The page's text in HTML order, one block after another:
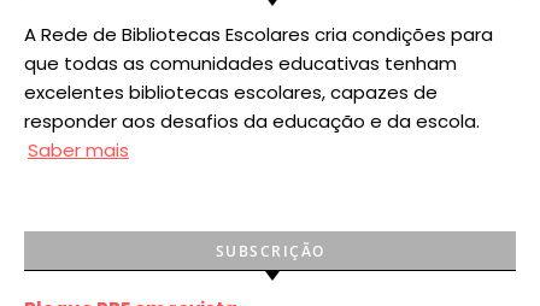
A Rede de Bibliotecas Escolares cria condições para
que todas as comunidades educativas tenham
excelentes bibliotecas escolares, capazes de
responder aos desafios da educação e da escola.
Saber mais
SUBSCRIÇÃO